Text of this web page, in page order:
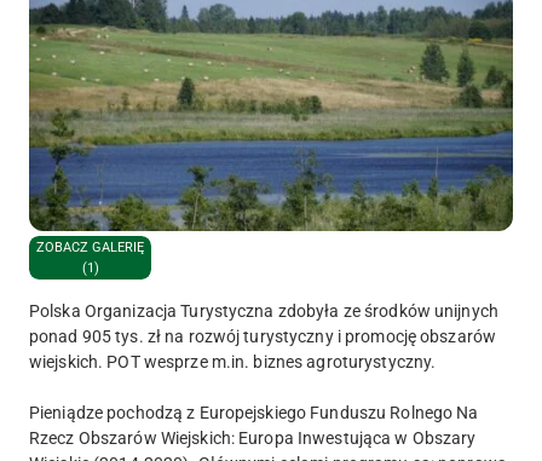
ZOBACZ GALERIĘ
(1)
Polska Organizacja Turystyczna zdobyła ze środków unijnych
ponad 905 tys. zł na rozwój turystyczny i promocję obszarów
wiejskich. POT wesprze m.in. biznes agroturystyczny.
Pieniądze pochodzą z Europejskiego Funduszu Rolnego Na
Rzecz Obszarów Wiejskich: Europa Inwestująca w Obszary